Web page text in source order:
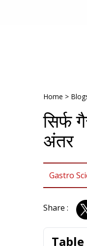
Home >
सिर्फ
अंतर
Gastro
Share :